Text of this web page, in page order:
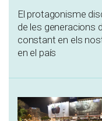
El protagonisme
de les generacions
constant en els
en el país